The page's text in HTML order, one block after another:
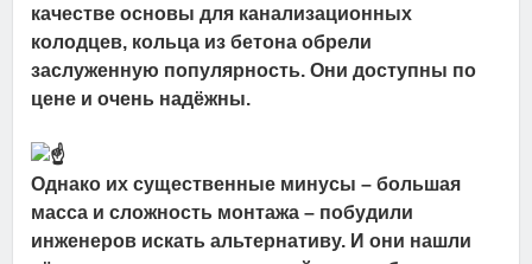
качестве основы для канализационных
колодцев, кольца из бетона обрели
заслуженную популярность. Они доступны по
цене и очень надёжны.
Однако их существенные минусы – большая
масса и сложность монтажа – побудили
инженеров искать альтернативу. И они нашли